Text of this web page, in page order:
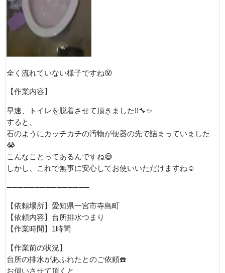
全く流れていない様子ですね😵
【作業内容】
早速、トイレを脱着させて頂きました!!🔧✨
すると、
石のようにカッチカチの汚物が便器の先で詰まっていました
😭
こんなことってあるんですね😅
しかし、これで無事に安心してお使いいただけますね☺️
➖➖➖➖➖➖➖➖➖➖➖➖➖➖➖
【依頼場所】愛知県一宮市寺島町
【依頼内容】台所排水つまり
【作業時間】1時間
【作業前の状況】
台所の排水があふれたとのご依頼☎️
お伺いさせて頂くと、